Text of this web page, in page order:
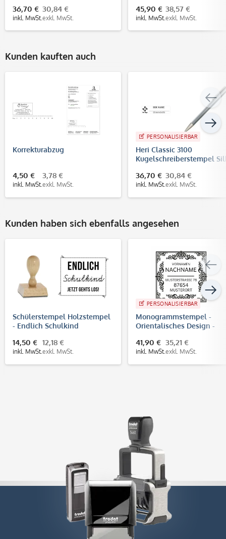
36,70 €
inkl. MwSt.
30,84 €
exkl. MwSt.
zeilen)
45,90 €
inkl. MwSt.
38,57 €
exkl. MwSt.
Kunden kauften auch
Korrekturabzug
4,50 €
inkl. MwSt.
3,78 €
exkl. MwSt.
PERSONALISIERBAR
Heri Classic 3100
Kugelschreiberstempel
36,70 €
inkl. MwSt.
30,84 €
exkl. MwSt.
Kunden haben sich ebenfalls angesehen
Schülerstempel Holzstempel
- Endlich Schulkind
14,50 €
inkl. MwSt.
12,18 €
exkl. MwSt.
PERSONALISIERBAR
Monogrammstempel -
Orientalisches Design -
41,90 €
inkl. MwSt.
35,21 €
exkl. MwSt.